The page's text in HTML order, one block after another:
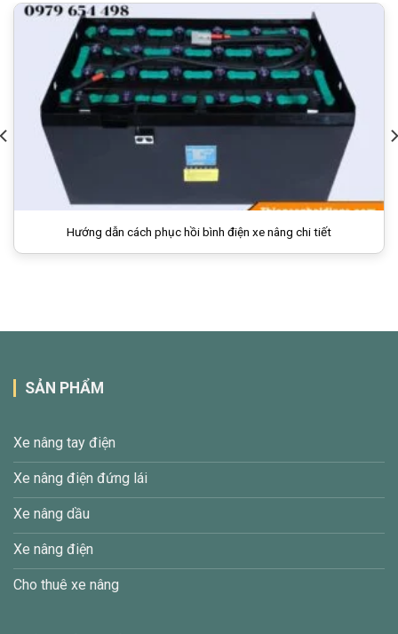
Hướng dẫn cách phục hồi bình điện xe nâng chi tiết
SẢN PHẨM
Xe nâng tay điện
Xe nâng điện đứng lái
Xe nâng dầu
Xe nâng điện
Cho thuê xe nâng